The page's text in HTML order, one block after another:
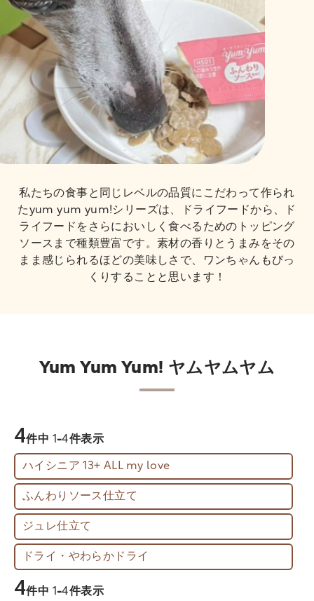
私たちの食事と同じレベルの品質にこだわって作られ
たyum yum yum!シリーズは、ドライフードから、ド
ライフードをさらにおいしく食べるためのトッピング
ソースまで種類豊富です。素材の香りとうまみをその
まま感じられるほどの美味しさで、ワンちゃんもびっ
くりすることと思います！
Yum Yum Yum! ヤムヤムヤム
4件中 1-4件表示
ハイシニア 13+ ALL my love
ふんわりソース仕立て
ジュレ仕立て
ドライ・やわらかドライ
4件中 1-4件表示